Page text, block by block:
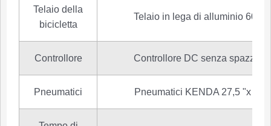
Telaio della
bicicletta
Telaio in lega di alluminio 6061
Controllore Controllore DC senza spazzole
Pneumatici Pneumatici KENDA 27,5 "x 2,1